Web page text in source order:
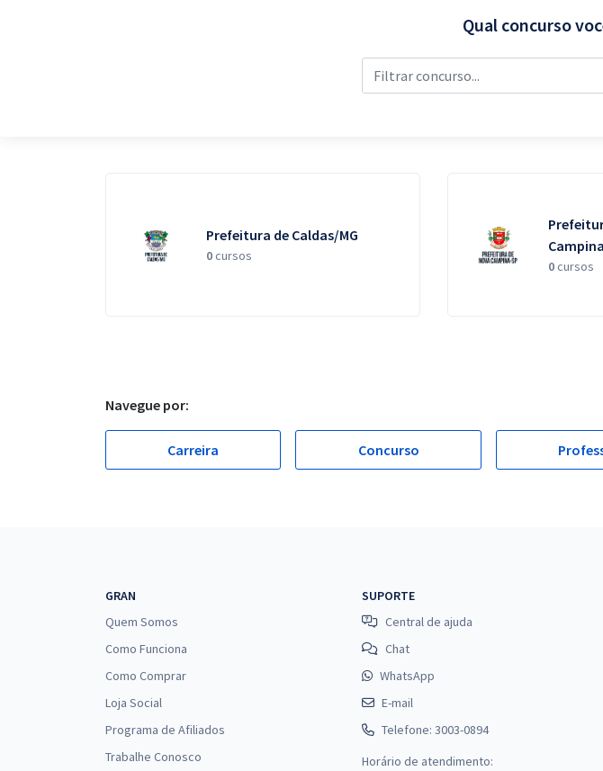
Qual concurso
Prefeitura de Caldas/MG
0cursos
0cursos
Navegue por:
Carreira Concurso
GRAN
Quem Somos
Como Funciona
Como Comprar
Loja Social
Programa de Afiliados
Trabalhe Conosco
SUPORTE
Central de ajuda
Chat
WhatsApp
E-mail
Telefone: 3003-0894
Horário de atendimento: